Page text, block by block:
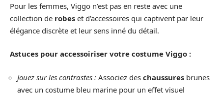
Pour les femmes, Viggo n’est pas en reste avec une
collection de robes et d’accessoires qui captivent par leur
élégance discrète et leur sens inné du détail.
Astuces pour accessoiriser votre costume Viggo :
Jouez sur les contrastes : Associez des chaussures brunes
avec un costume bleu marine pour un effet visuel